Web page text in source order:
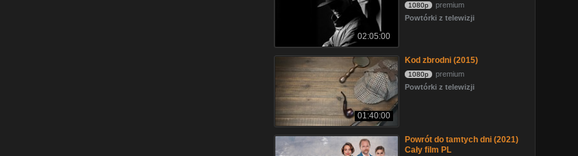
02:05:00
1080p
premium
Powtórki z telewizji
01:40:00
Kod zbrodni (2015)
1080p
premium
Powtórki z telewizji
Powrót do tamtych dni (2021)
Cały film PL